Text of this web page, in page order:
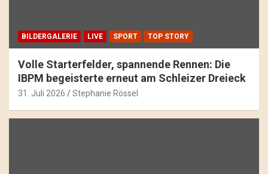
BILDERGALERIE LIVE SPORT TOP STORY
Volle Starterfelder, spannende Rennen: Die
IBPM begeisterte erneut am Schleizer Dreieck
31. Juli 2026 Stephanie Rössel